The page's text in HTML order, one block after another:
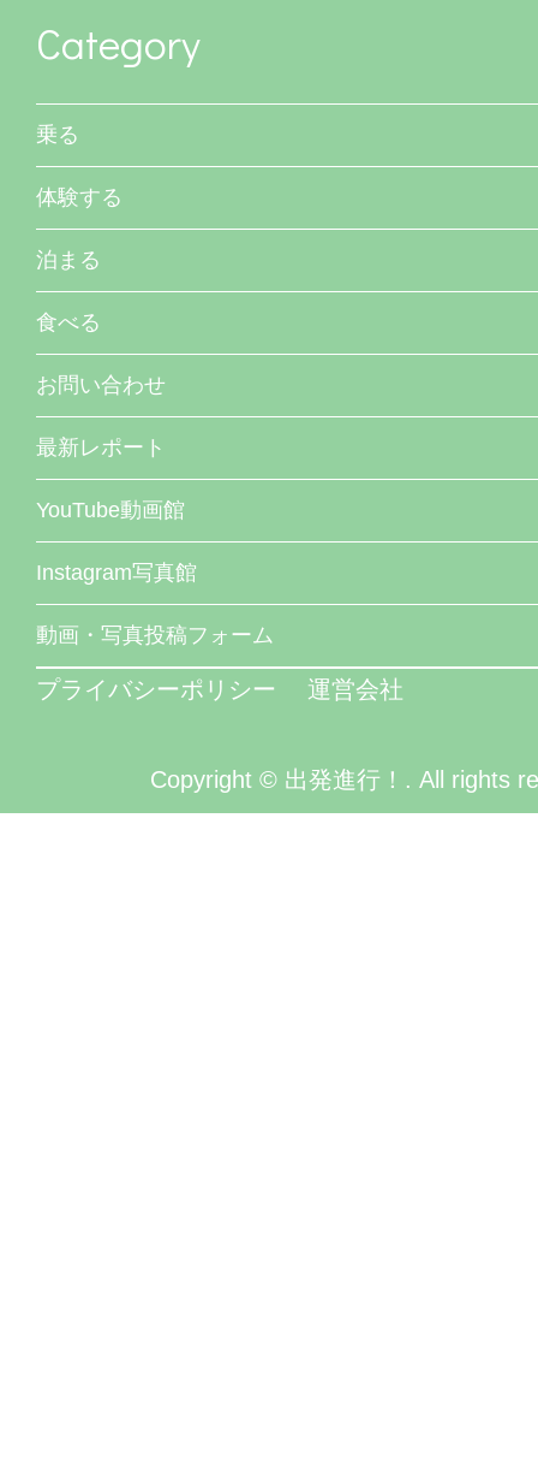
Category
乗る
体験する
泊まる
食べる
お問い合わせ
最新レポート
YouTube動画館
Instagram写真館
動画・写真投稿フォーム
プライバシーポリシー 運営会社
Copyright © 出発進行！. All rights